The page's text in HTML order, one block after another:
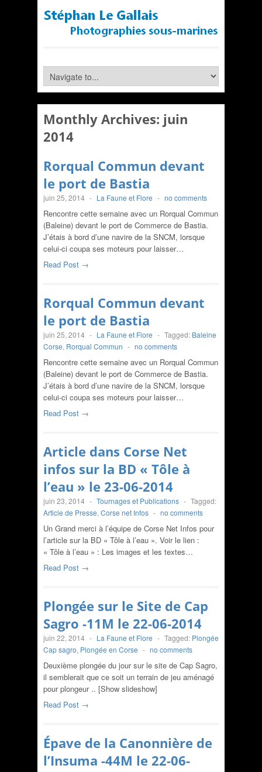
Monthly Archives: juin
2014
Rorqual Commun devant
le port de Bastia
juin 25, 2014 - La Faune et Flore - no comments
Rencontre cette semaine avec un Rorqual Commun
(Baleine) devant le port de Commerce de Bastia.
J’étais à bord d’une navire de la SNCM, lorsque
celui-ci coupa ses moteurs pour laisser…
Read Post →
Rorqual Commun devant
le port de Bastia
juin 25, 2014 - La Faune et Flore - Tagged: Baleine
Corse, Rorqual Commun - no comments
Rencontre cette semaine avec un Rorqual Commun
(Baleine) devant le port de Commerce de Bastia.
J’étais à bord d’une navire de la SNCM, lorsque
celui-ci coupa ses moteurs pour laisser…
Read Post →
Article dans Corse Net
infos sur la BD « Tôle à
l’eau » le 23-06-2014
juin 23, 2014 - Tournages et Publications - Tagged:
Article de Presse, Corse net Infos - no comments
Un Grand merci à l’équipe de Corse Net Infos pour
l’article sur la BD « Tôle à l’eau ». Voir le lien :
« Tôle à l’eau » : Les images et les textes…
Read Post →
Plongée sur le Site de Cap
Sagro -11M le 22-06-2014
juin 22, 2014 - La Faune et Flore - Tagged: Plongée
Cap sagro, Plongée en Corse - no comments
Deuxième plongée du jour sur le site de Cap Sagro,
il semblerait que ce soit un terrain de jeu aménagé
pour plongeur .. [Show slideshow]
Read Post →
Épave de la Canonnière de
l’Insuma -44M le 22-06-